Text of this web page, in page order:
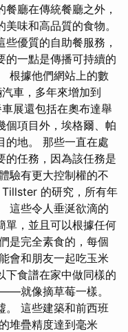
廳在傳統餐廳之外，
味和高品質的食物。
優質的自助餐服務，
的一點是傳播可持續的
根據他們網站上的數
車，多年來增加到
展還包括在奧布達舉
個項目外，埃格爾、帕
的地。 那些一直在處
的任務，因為該任務是
驗有更大控制權的不
的研究，所有年
這些令人垂涎欲滴的
單，並且可以根據任何
是完全素食的，每個
會和朋友一起吃玉米
下食譜在家中做同樣的
就像摘草莓一樣。
。 這些建築和前西班
堆疊精度達到毫米